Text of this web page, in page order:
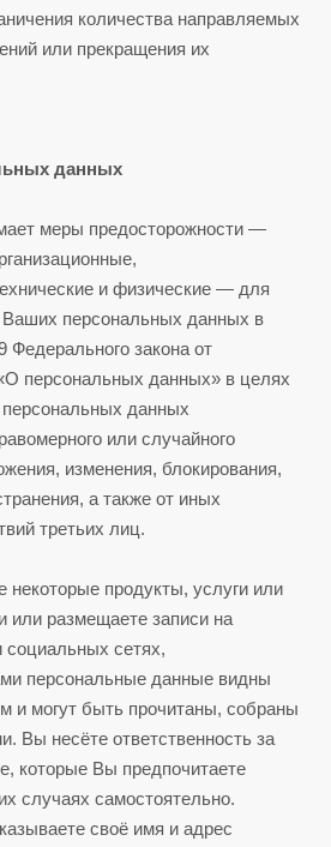
количества направляемых
или прекращения их
данных
меры предосторожности —
и физические — для
персональных данных в
Федерального закона от
персональных данных» в целях
данных
или случайного
изменения, блокирования,
а также от иных
третьих лиц.
некоторые продукты, услуги или
или размещаете записи на
сетях,
персональные данные видны
и могут быть прочитаны, собраны
Вы несёте ответственность за
которые Вы предпочитаете
случаях самостоятельно.
своё имя и адрес